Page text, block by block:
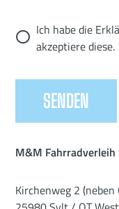
Ich habe die
akzeptiere diese.
M&M Fahrradverleih
Kirchenweg 2